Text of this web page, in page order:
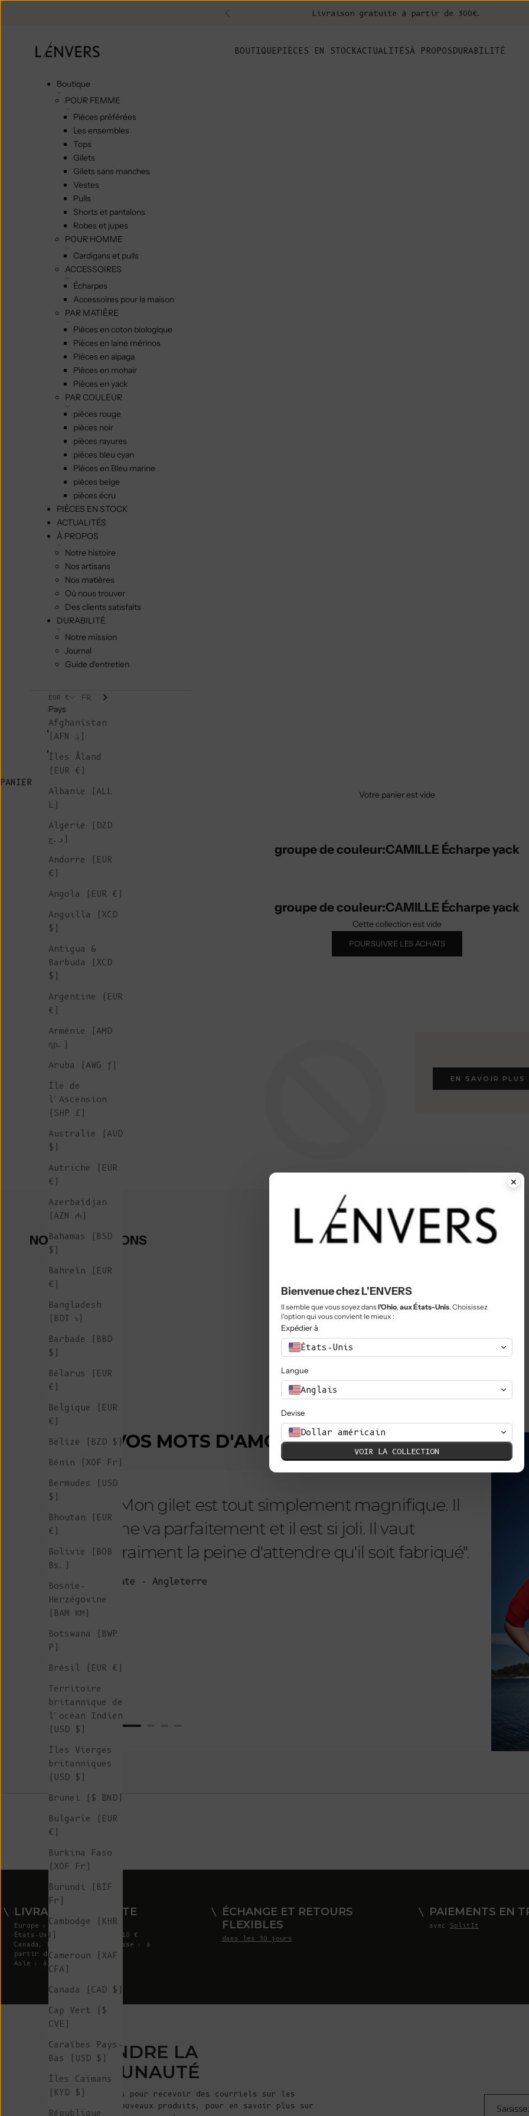
Précédent Livraison gratuite à partir de 300€.
L'ENVERS BOUTIQUEPIÈCES EN STOCKACTUALITÉSÀ PROPOSDURABILITÉ
Boutique
POUR FEMME
Pièces préférées
Les ensembles
Tops
Gilets
Gilets sans manches
Vestes
Pulls
Shorts et pantalons
Robes et jupes
POUR HOMME
Cardigans et pulls
ACCESSOIRES
Écharpes
Accessoires pour la maison
PAR MATIÈRE
Pièces en coton biologique
Pièces en laine mérinos
Pièces en alpaga
Pièces en mohair
Pièces en yack
PAR COULEUR
pièces rouge
pièces noir
pièces rayures
pièces bleu cyan
Pièces en Bleu marine
pièces beige
pièces écru
PIÈCES EN STOCK
ACTUALITÉS
À PROPOS
Notre histoire
Nos artisans
Nos matières
Où nous trouver
Des clients satisfaits
DURABILITÉ
Notre mission
Journal
Guide d'entretien
EUR €
Pays
Afghanistan
(AFN ؋)
Îles Åland
(EUR €)
Albanie (ALL
L)
Algérie (DZD
د.ج)
Andorre (EUR
€)
Angola (EUR €)
Anguilla (XCD
$)
Antigua &
Barbuda (XCD
$)
Argentine (EUR
€)
Arménie (AMD
դր.)
Aruba (AWG ƒ)
Île de
l'Ascension
(SHP £)
Australie (AUD
$)
Autriche (EUR
€)
Azerbaïdjan
(AZN ₼)
Bahamas (BSD
$)
Bahreïn (EUR
€)
Bangladesh
(BDT ৳)
Barbade (BBD
$)
Bélarus (EUR
€)
Belgique (EUR
€)
Belize (BZD $)
Bénin (XOF Fr)
Bermudes (USD
$)
Bhoutan (EUR
€)
Bolivie (BOB
Bs.)
Bosnie-
Herzégovine
(BAM КМ)
Botswana (BWP
P)
Brésil (EUR €)
Territoire
britannique de
l'océan Indien
(USD $)
Îles Vierges
britanniques
(USD $)
Brunei ($ BND)
Bulgarie (EUR
€)
Burkina Faso
(XOF Fr)
Burundi (BIF
Fr)
Cambodge (KHR
៛)
Cameroun (XAF
CFA)
Canada (CAD $)
Cap Vert ($
CVE)
Caraïbes Pays-
Bas (USD $)
Îles Caïmans
(KYD $)
République
FR
PANIER
Votre panier est vide
groupe de couleur:CAMILLE Écharpe yack
groupe de couleur:CAMILLE Écharpe yack
Cette collection est vide
POURSUIVRE LES ACHATS
EN SAVOIR PLUS
EN SAVOIR PLUS
NOS COLLECTIONS
TOUT VOIR
VOS MOTS D'AMOUR
"Mon gilet est tout simplement magnifique. Il
me va parfaitement et il est si joli. Il vaut
vraiment la peine d'attendre qu'il soit fabriqué".
Kate - Angleterre
reçu
vos
Vanessa -
LIVRAISON GRATUITE
Europe : à partir de 300 €
États-Unis : à partir de 410 €
Canada, Royaume-Uni et Suisse : à
partir de 320 €
Asie : à partir de 360 €
ÉCHANGE ET RETOURS
FLEXIBLES
dans les 30 jours
PAIEMENTS EN
avec SplitIt
REJOINDRE LA
COMMUNAUTÉ
Inscrivez-vous pour recevoir des courriels sur les
annonces de nouveaux produits, pour en savoir plus sur
Bienvenue chez L'ENVERS
Il semble que vous soyez dansl'Ohio,aux États-Unis. Choisissez
l'option qui vous convient le mieux :
Expédier à
États-Unis
Langue
Anglais
Devise
Dollar américain
VOIR LA COLLECTION